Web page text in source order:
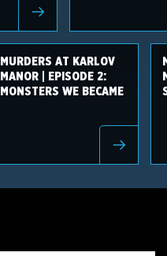
MURDERS AT KARLOV
MANOR | EPISODE 2:
MONSTERS WE BECAME